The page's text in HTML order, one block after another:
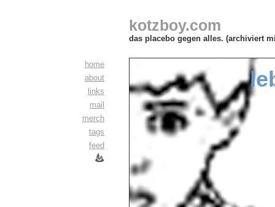
kotzboy.com
das placebo gegen alles. (archiviert
home
about
links
mail
merch
tags
feed